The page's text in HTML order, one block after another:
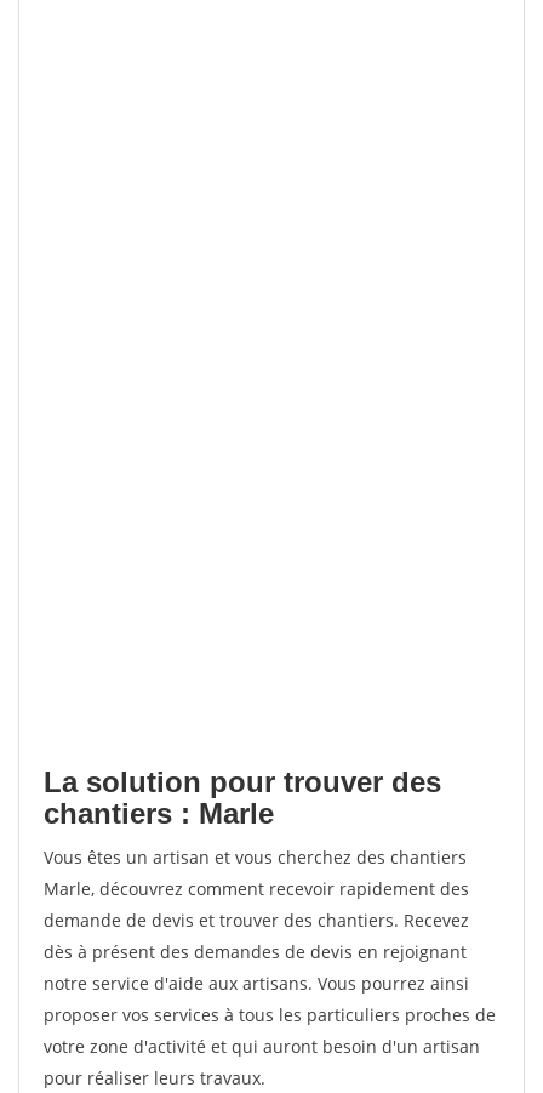
La solution pour trouver des
chantiers : Marle
Vous êtes un artisan et vous cherchez des chantiers
Marle, découvrez comment recevoir rapidement des
demande de devis et trouver des chantiers. Recevez
dès à présent des demandes de devis en rejoignant
notre service d'aide aux artisans. Vous pourrez ainsi
proposer vos services à tous les particuliers proches de
votre zone d'activité et qui auront besoin d'un artisan
pour réaliser leurs travaux.